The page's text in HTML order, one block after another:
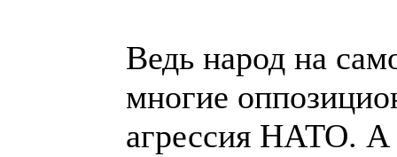
Ведь народ на
многие
агрессия НАТО. А